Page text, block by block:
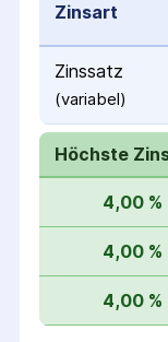
Zinsart
Zinssatz
(variabel)
Höchste
4,00 %
4,00 %
4,00 %